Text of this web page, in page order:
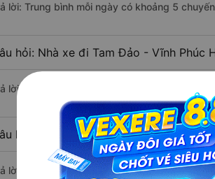
lời: Trung bình mỗi ngày có khoảng 5
hỏi: Nhà xe đi Tam Đảo - Vĩnh Phúc
lời: Chuyến xe có giờ xuất phát sớm nhất
hỏi: Nhà xe đi Hà Đông - Hà Nội từ
lời: Chuyến xe có giờ xuất phát trễ (muộn)